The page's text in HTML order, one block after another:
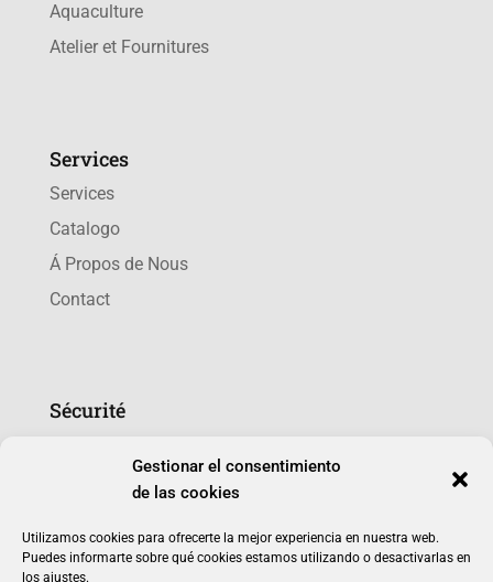
Gestionar el consentimiento
de las cookies
Utilizamos cookies para ofrecerte la mejor experiencia en nuestra web.
Puedes informarte sobre qué cookies estamos utilizando o desactivarlas en
los ajustes.
Aquaculture
Atelier et Fournitures
Services
Services
Catalogo
Á Propos de Nous
Contact
Sécurité